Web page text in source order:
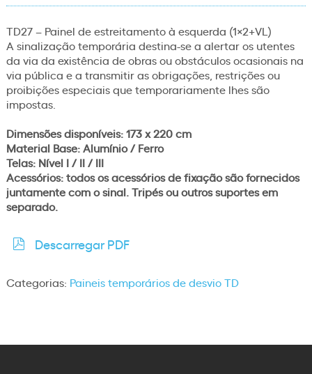
TD27 – Painel de estreitamento à esquerda (1×2+VL)
A sinalização temporária destina-se a alertar os utentes
da via da existência de obras ou obstáculos ocasionais na
via pública e a transmitir as obrigações, restrições ou
proibições especiais que temporariamente lhes são
impostas.
Dimensões disponíveis: 173 x 220 cm
Material Base: Alumínio / Ferro
Telas: Nível I / II / III
Acessórios: todos os acessórios de fixação são fornecidos
juntamente com o sinal. Tripés ou outros suportes em
separado.
Descarregar PDF
Categorias: Paineis temporários de desvio TD